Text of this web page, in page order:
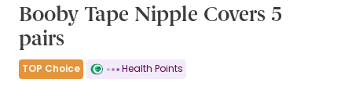
Booby Tape Nipple Covers 5
pairs
TOP Choice Health Points